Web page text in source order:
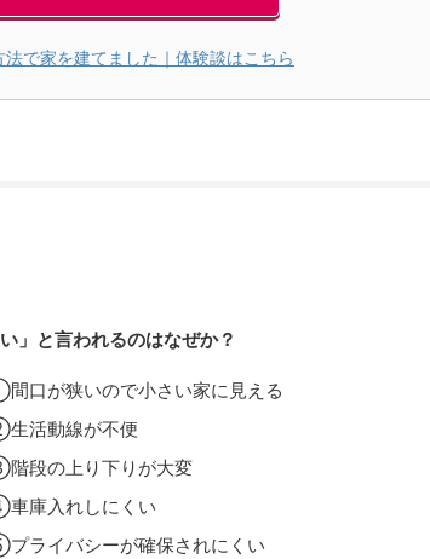
で家を建てました｜体験談はこちら
」と言われるのはなぜか？
口が狭いので小さい家に見える
活動線が不便
段の上り下りが大変
庫入れしにくい
ライバシーが確保されにくい